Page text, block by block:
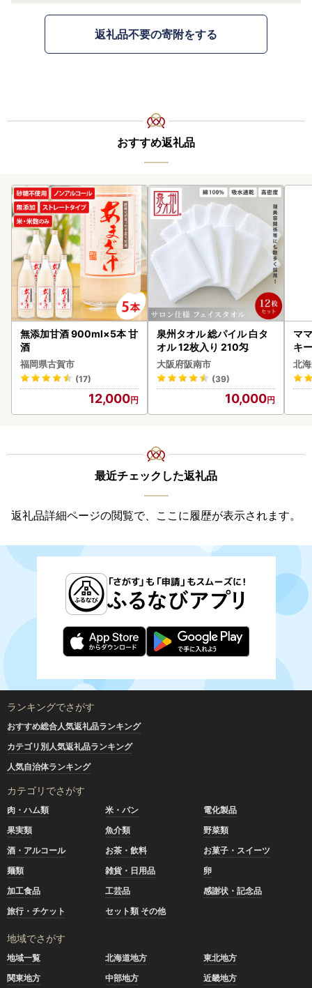
返礼品不要の寄附をする
おすすめ返礼品
無添加甘酒 900ml×5本 甘
酒
福岡県古賀市
(17)
12,000
泉州タオル 総パイル 白タ
オル 12枚入り 210匁
大阪府阪南市
(39)
10,000
マ
キ
ズ
0
北
最近チェックした返礼品
返礼品詳細ページの閲覧で、ここに履歴が表示されます。
ランキングでさがす
おすすめ総合人気返礼品ランキング
カテゴリ別人気返礼品ランキング
人気自治体ランキング
カテゴリでさがす
肉・ハム類 米・パン
電化製品
果実類
魚介類
野菜類
酒・アルコール
お茶・飲料
お菓子・スイーツ
麺類
雑貨・日用品
卵
加工食品
工芸品
感謝状・記念品
旅行・チケット
セット類 その他
地域でさがす
地域一覧 北海道地方
東北地方
関東地方
中部地方
近畿地方